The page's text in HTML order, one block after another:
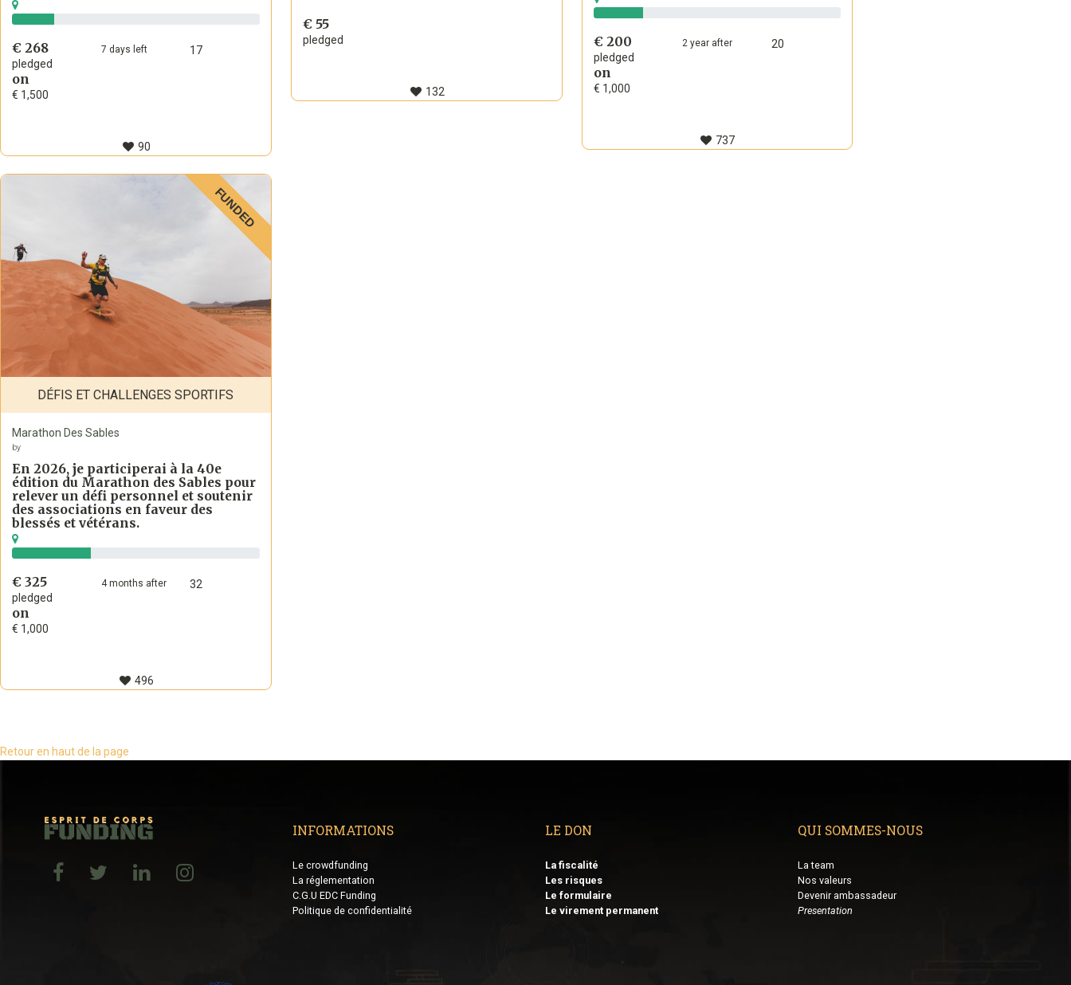
€ 268
pledged
on
€ 1,500
7 days left 17
90
€ 55
pledged
132
€ 200
pledged
on
€ 1,000
2 year after 20
737
FUNDED
DÉFIS ET CHALLENGES SPORTIFS
Marathon Des Sables
by
En 2026, je participerai à la 40e
édition du Marathon des Sables pour
relever un défi personnel et soutenir
des associations en faveur des
blessés et vétérans.
€ 325
pledged
on
€ 1,000
4months after 32
496
Retour en haut de la page
INFORMATIONS
Le crowdfunding
La réglementation
C.G.U EDC Funding
Politique de confidentialité
LE DON
La fiscalité
Les risques
Le formulaire
Le virement permanent
QUI SOMMES-NOUS
La team
Nos valeurs
Devenir ambassadeur
Presentation